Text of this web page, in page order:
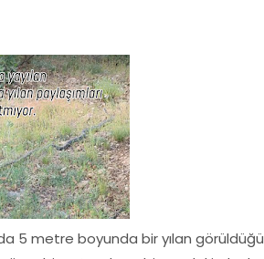
5 metre boyunda bir yılan